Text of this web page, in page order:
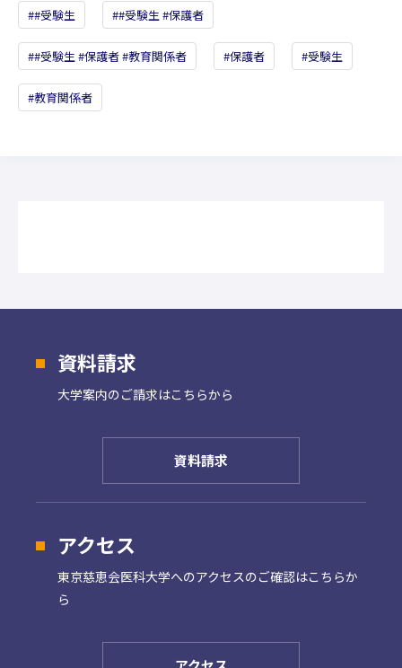
#受験生 #受験生 #保護者
#受験生 #保護者 #教育関係者 保護者 受験生
教育関係者
資料請求
大学案内の ご請求はこちらから
資料請求
アクセス
東京慈恵会医科大学へのアクセスのご確認はこちらか
ら